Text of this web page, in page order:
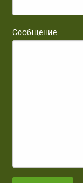
Сообщение